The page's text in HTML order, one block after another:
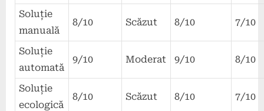
Soluție
manuală
8/10 Scăzut 8/10 7/10
Soluție
automată
9/10 Moderat 9/10 8/10
Soluție
ecologică
8/10 Scăzut 8/10 7/10